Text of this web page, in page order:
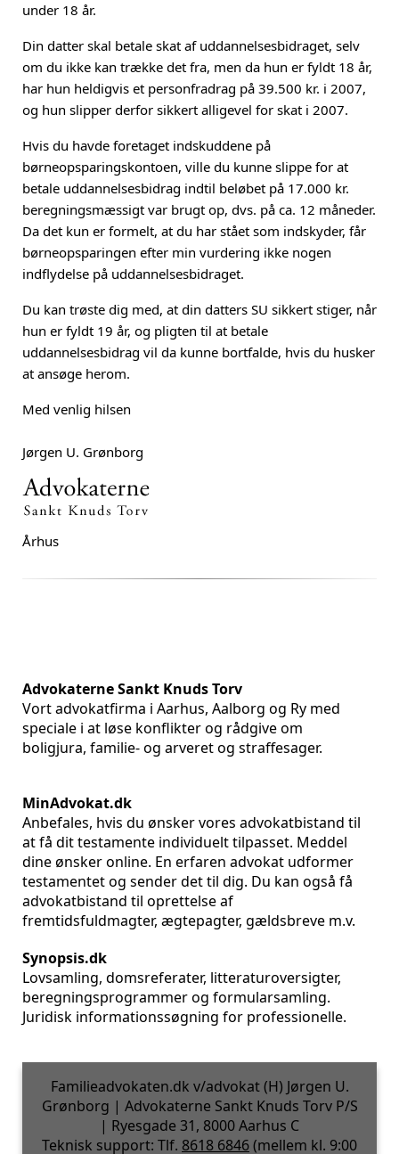
under 18 år.
Din datter skal betale skat af uddannelsesbidraget, selv
om du ikke kan trække det fra, men da hun er fyldt 18 år,
har hun heldigvis et personfradrag på 39.500 kr. i 2007,
og hun slipper derfor sikkert alligevel for skat i 2007.
Hvis du havde foretaget indskuddene på
børneopsparingskontoen, ville du kunne slippe for at
betale uddannelsesbidrag indtil beløbet på 17.000 kr.
beregningsmæssigt var brugt op, dvs. på ca. 12 måneder.
Da det kun er formelt, at du har stået som indskyder, får
børneopsparingen efter min vurdering ikke nogen
indflydelse på uddannelsesbidraget.
Du kan trøste dig med, at din datters SU sikkert stiger, når
hun er fyldt 19 år, og pligten til at betale
uddannelsesbidrag vil da kunne bortfalde, hvis du husker
at ansøge herom.
Med venlig hilsen
Jørgen U. Grønborg
Århus
Advokaterne Sankt Knuds Torv
Vort advokatfirma i Aarhus, Aalborg og Ry med
speciale i at løse konflikter og rådgive om
boligjura, familie- og arveret og straffesager.
MinAdvokat.dk
Anbefales, hvis du ønsker vores advokatbistand til
at få dit testamente individuelt tilpasset. Meddel
dine ønsker online. En erfaren advokat udformer
testamentet og sender det til dig. Du kan også få
advokatbistand til oprettelse af
fremtidsfuldmagter, ægtepagter, gældsbreve m.v.
Synopsis.dk
Lovsamling, domsreferater, litteraturoversigter,
beregningsprogrammer og formularsamling.
Juridisk informationssøgning for professionelle.
Familieadvokaten.dk v/advokat (H) Jørgen U.
Grønborg | Advokaterne Sankt Knuds Torv P/S
| Ryesgade 31, 8000 Aarhus C
Teknisk support: Tlf. 8618 6846(mellem kl. 9:00